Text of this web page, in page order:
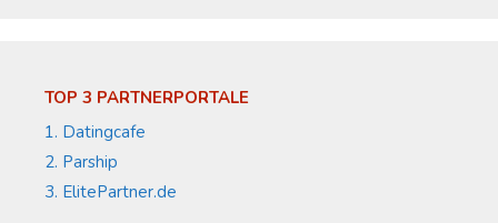
TOP 3 PARTNERPORTALE
1. Datingcafe
2. Parship
3. ElitePartner.de